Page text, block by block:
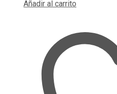
Añadir al carrito